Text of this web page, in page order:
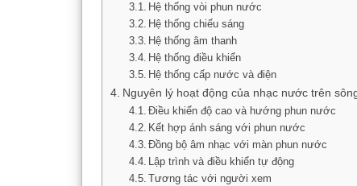
Hệ thống vòi phun nước
Hệ thống chiếu sáng
Hệ thống âm thanh
Hệ thống điều khiển
Hệ thống cấp nước và điện
Nguyên lý hoạt động của nhạc nước trên
Điều khiển độ cao và hướng phun nước
Kết hợp ánh sáng với phun nước
Đồng bộ âm nhạc với màn phun nước
Lập trình và điều khiển tự động
Tương tác với người xem